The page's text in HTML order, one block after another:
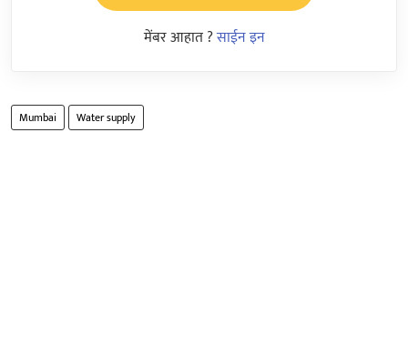
मेंबर आहात ?साईन इन
Mumbai Water supply